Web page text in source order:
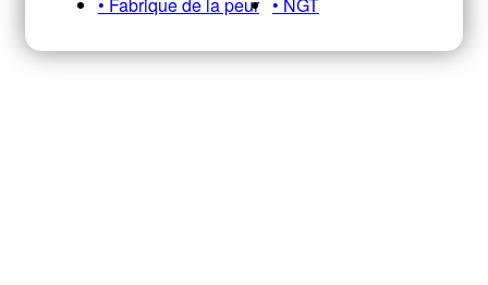
• Fabrique de la peur • NGT